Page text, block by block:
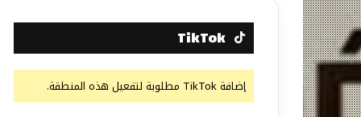
TikTok
إضافة TikTok مطلوبة لتفعيل هذه المنطقة.